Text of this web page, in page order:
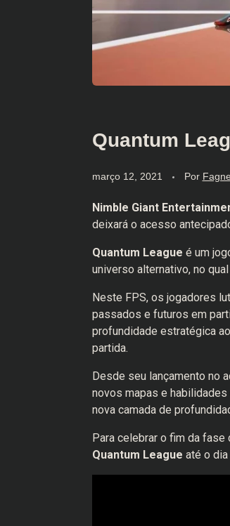
Quantum
março 12, 2021 Por
Nimble Giant
deixará o acesso
Quantum League é um
universo alternativo, no
Neste FPS, os jogadores
passados ​​e futuros em
profundidade estratégica
partida.
Desde seu lançamento no
novos mapas e
nova camada de
Para celebrar o fim da
Quantum League até o